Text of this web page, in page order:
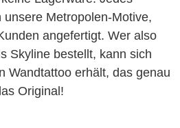
Metropolen-Motive,
angefertigt. Wer also
Skyline bestellt, kann sich
Wandtattoo erhält, das genau
Original!